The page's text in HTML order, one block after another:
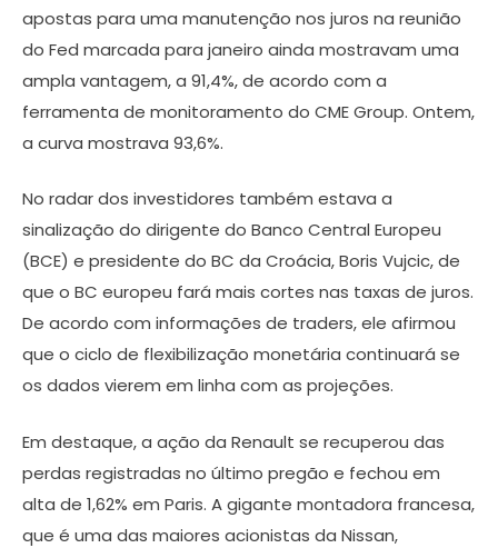
apostas para uma manutenção nos juros na reunião
do Fed marcada para janeiro ainda mostravam uma
ampla vantagem, a 91,4%, de acordo com a
ferramenta de monitoramento do CME Group. Ontem,
a curva mostrava 93,6%.
No radar dos investidores também estava a
sinalização do dirigente do Banco Central Europeu
(BCE) e presidente do BC da Croácia, Boris Vujcic, de
que o BC europeu fará mais cortes nas taxas de juros.
De acordo com informações de traders, ele afirmou
que o ciclo de flexibilização monetária continuará se
os dados vierem em linha com as projeções.
Em destaque, a ação da Renault se recuperou das
perdas registradas no último pregão e fechou em
alta de 1,62% em Paris. A gigante montadora francesa,
que é uma das maiores acionistas da Nissan,